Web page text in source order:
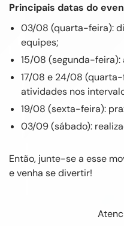
Principais datas do
03/08 (quarta-feira):
equipes;
15/08 (segunda-feira):
17/08 e 24/08
atividades nos
19/08 (sexta-feira):
03/09 (sábado):
Então, junte-se a esse
e venha se divertir!